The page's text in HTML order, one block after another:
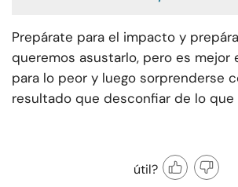
Prepárate para el impacto y
queremos asustarlo, pero es mejor
para lo peor y luego sorprenderse
resultado que desconfiar de lo que
útil?